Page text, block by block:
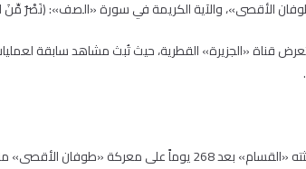
الأقصى»، والآية الكريمة في سورة «الصف»: (نَصْرٌ مِّنَ
قناة «الجزيرة» القطرية، حيث تُبث مشاهد سابقة
منصات التواصل الاجتماعي.